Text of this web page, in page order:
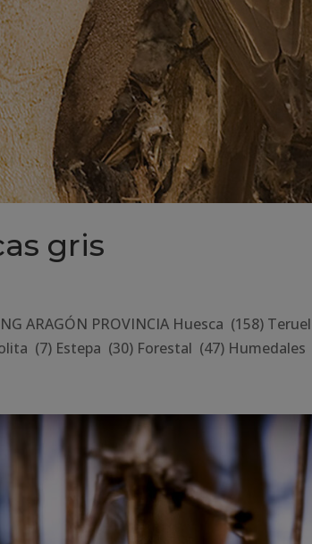
gris
ARAGÓN PROVINCIA Huesca (158)
(7) Estepa (30) Forestal (47) Humedales